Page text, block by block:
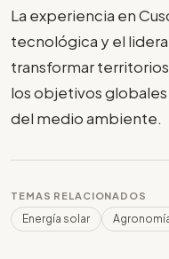
La experiencia en
tecnológica y el
transformar
los objetivos
del medio ambiente.
TEMAS RELACIONADOS
Energía solar